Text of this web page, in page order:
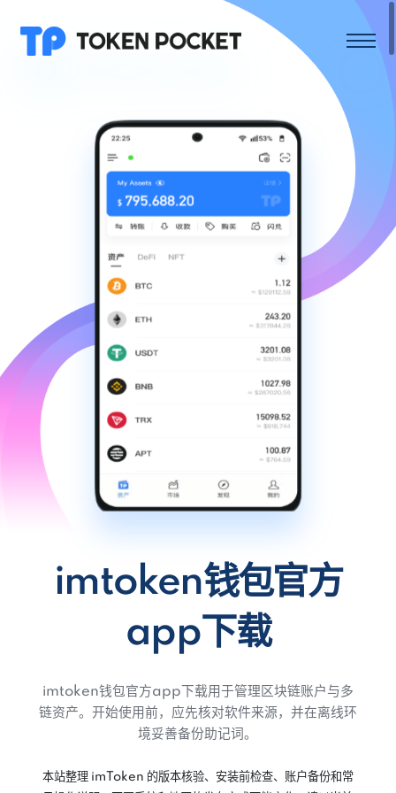
imtoken钱包官方
app下载
imtoken钱包官方app下载用于管理区块链账户与多
链资产。开始使用前，应先核对软件来源，并在离线环
境妥善备份助记词。
本站整理 imToken 的版本核验、安装前检查、账户备份和常